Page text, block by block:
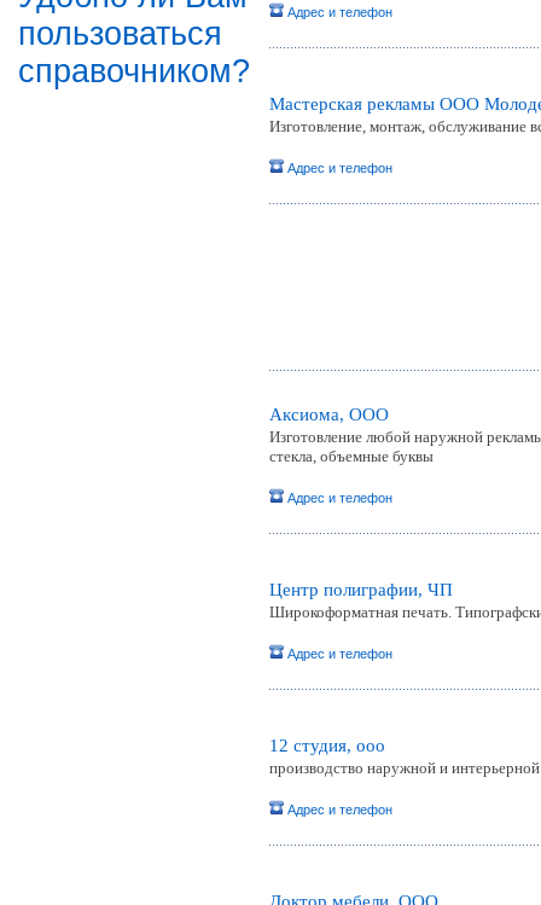
пользоваться
справочником?
Адрес и телефон
Мастерская рекламы ООО
Изготовление, монтаж, обслуживание
Адрес и телефон
Аксиома, ООО
Изготовление любой наружной
стекла, объемные буквы
Адрес и телефон
Центр полиграфии, ЧП
Широкоформатная печать.
Адрес и телефон
12 студия, ооо
производство наружной и
Адрес и телефон